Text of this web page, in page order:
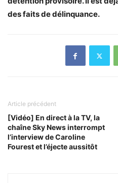
des faits de délinquance.
Article précédent
[Vidéo] En direct à la TV, la
chaîne Sky News interrompt
l’interview de Caroline
Fourest et l’éjecte aussitôt